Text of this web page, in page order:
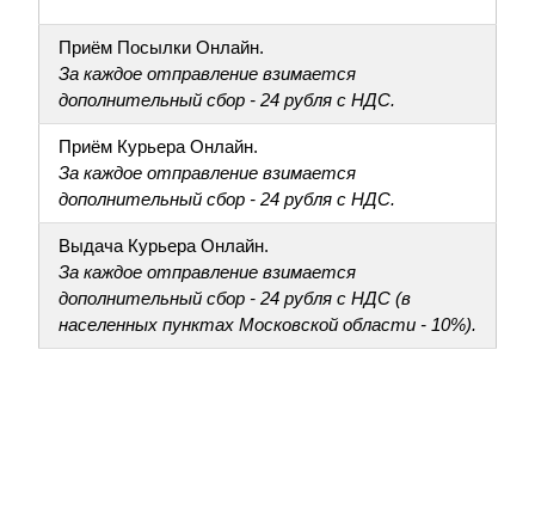
Приём Посылки Онлайн.
За каждое отправление взимается
дополнительный сбор - 24 рубля с НДС.
Приём Курьера Онлайн.
За каждое отправление взимается
дополнительный сбор - 24 рубля с НДС.
Выдача Курьера Онлайн.
За каждое отправление взимается
дополнительный сбор - 24 рубля с НДС (в
населенных пунктах Московской области - 10%).